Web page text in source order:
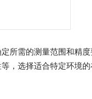
所需的测量范围和精
，选择适合特定环境